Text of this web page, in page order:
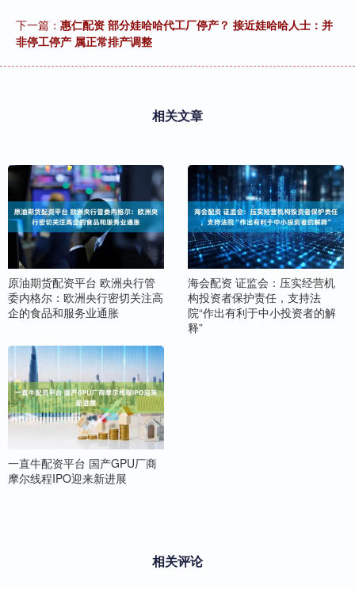
下一篇： 惠仁配资 部分娃哈哈代工厂停产？ 接近娃哈哈人士：并
非停工停产 属正常排产调整
相关文章
原油期货配资平台 欧洲央行管
委内格尔：欧洲央行密切关注高
企的食品和服务业通胀
海会配资 证监会：压实经营机
构投资者保护责任，支持法
院“作出有利于中小投资者的解
释”
一直牛配资平台 国产GPU厂商
摩尔线程IPO迎来新进展
相关评论